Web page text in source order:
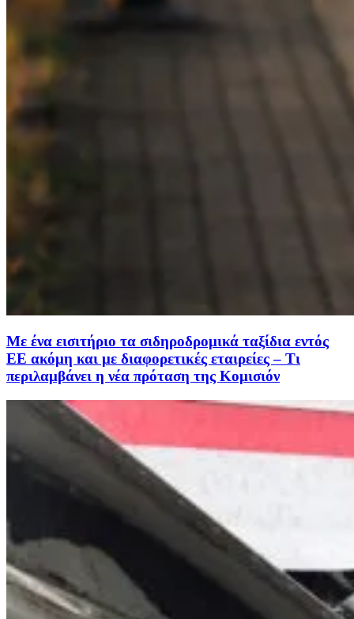
Με ένα εισιτήριο τα σιδηροδρομικά ταξίδια εντός
ΕΕ ακόμη και με διαφορετικές εταιρείες – Τι
περιλαμβάνει η νέα πρόταση της Κομισιόν